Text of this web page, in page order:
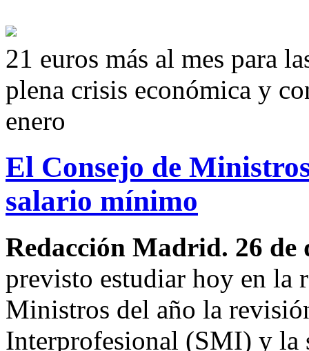
21 euros más al mes para
plena crisis económica y
enero
El Consejo de
salario mínimo
Redacción Madrid. 26
previsto estudiar hoy en la
Ministros del año la
Interprofesional (SMI) y la